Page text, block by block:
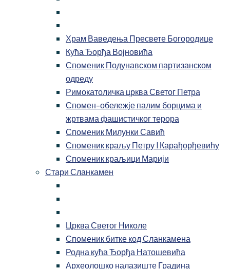
Храм Ваведења Пресвете Богородице
Кућа Ђорђа Војновића
Споменик Подунавском партизанском
одреду
Римокатоличка црква Светог Петра
Спомен-обележје палим борцима и
жртвама фашистичког терора
Споменик Милунки Савић
Споменик краљу Петру I Карађорђевићу
Споменик краљици Марији
Стари Сланкамен
Црква Светог Николе
Споменик битке код Сланкамена
Родна кућа Ђорђа Натошевића
Археолошко налазиште Градина